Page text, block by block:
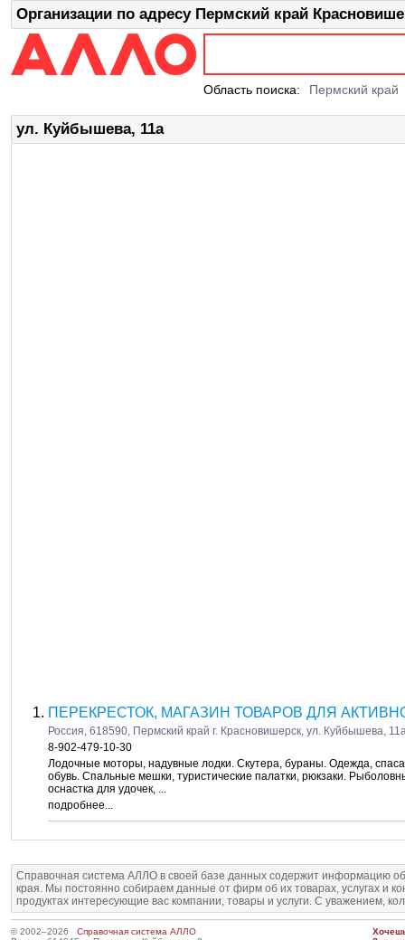
Организации по адресу Пермский край
Область поиска: Пермский край
ул. Куйбышева, 11а
ПЕРЕКРЕСТОК, МАГАЗИН ТОВАРОВ ДЛЯ
Россия, 618590, Пермский край г. Красновишерск, ул. Куйбышева,
8-902-479-10-30
Лодочные моторы, надувные лодки. Скутера, бураны. Одежда,
обувь. Спальные мешки, туристические палатки, рюкзаки.
оснастка для удочек, ...
подробнее...
Справочная система АЛЛО в своей базе данных содержит информацию
края. Мы постоянно собираем данные от фирм об их товарах, услугах и
продуктах интересующие вас компании, товары и услуги. С уважением,
© 2002–2026 Справочная система АЛЛО